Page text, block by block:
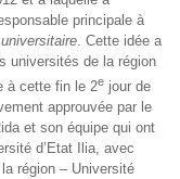
principale à
. Cette idée a
universités de la région
à cette fin le 2e jour de
approuvée par le
et son équipe qui ont
d’Etat Ilia, avec
région – Université